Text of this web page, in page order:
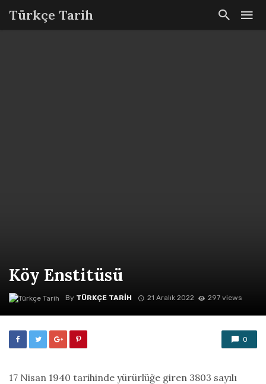
Türkçe Tarih
Köy Enstitüsü
By TÜRKÇE TARIH 21 Aralık 2022 297 views
0
17 Nisan 1940 tarihinde yürürlüğe giren 3803 sayılı